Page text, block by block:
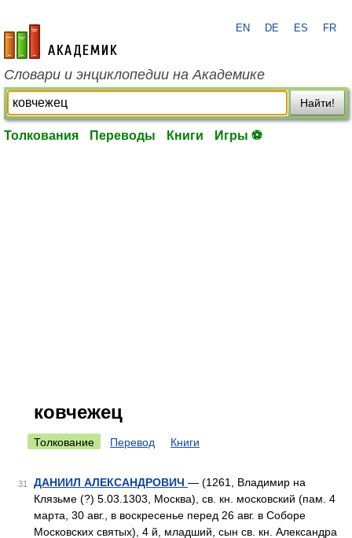
academic.ru
EN DE ES FR
Словари и энциклопедии на Академике
Найти!
Толкования Переводы Книги Игры ⚽
ковчежец
Толкование Перевод Книги
31 ДАНИИЛ АЛЕКСАНДРОВИЧ — (1261, Владимир на
Клязьме (?) 5.03.1303, Москва), св. кн. московский (пам. 4
марта, 30 авг., в воскресенье перед 26 авг. в Соборе
Московских святых), 4 й, младший, сын cв. кн. Александра